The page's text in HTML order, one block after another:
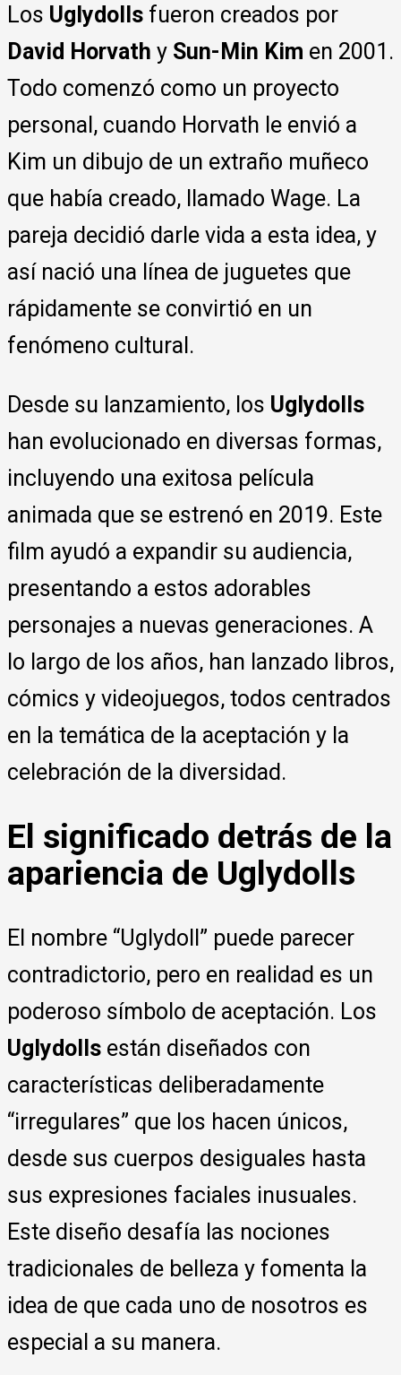
Los Uglydolls fueron creados por
David Horvath y Sun-Min Kim en 2001.
Todo comenzó como un proyecto
personal, cuando Horvath le envió a
Kim un dibujo de un extraño muñeco
que había creado, llamado Wage. La
pareja decidió darle vida a esta idea, y
así nació una línea de juguetes que
rápidamente se convirtió en un
fenómeno cultural.
Desde su lanzamiento, los Uglydolls
han evolucionado en diversas formas,
incluyendo una exitosa película
animada que se estrenó en 2019. Este
film ayudó a expandir su audiencia,
presentando a estos adorables
personajes a nuevas generaciones. A
lo largo de los años, han lanzado libros,
cómics y videojuegos, todos centrados
en la temática de la aceptación y la
celebración de la diversidad.
El significado detrás de la
apariencia de Uglydolls
El nombre “Uglydoll” puede parecer
contradictorio, pero en realidad es un
poderoso símbolo de aceptación. Los
Uglydolls están diseñados con
características deliberadamente
“irregulares” que los hacen únicos,
desde sus cuerpos desiguales hasta
sus expresiones faciales inusuales.
Este diseño desafía las nociones
tradicionales de belleza y fomenta la
idea de que cada uno de nosotros es
especial a su manera.